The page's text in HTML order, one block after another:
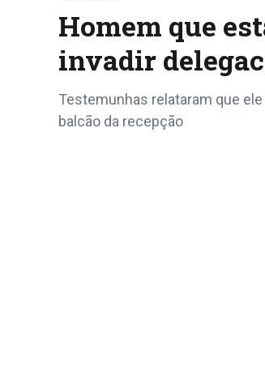
Homem que
invadir
Testemunhas relataram que
balcão da recepção